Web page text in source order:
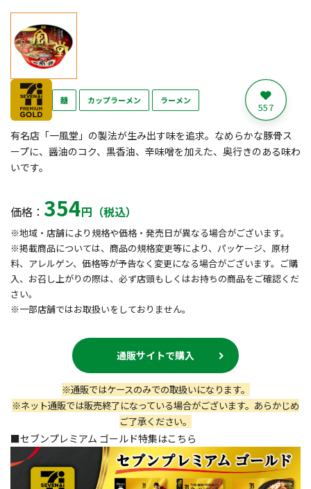
麺 カップラーメン ラーメン 557
有名店「一風堂」の製法が生み出す味を追求。なめらかな豚骨ス
ープに、醤油のコク、黒香油、辛味噌を加えた、奥行きのある味わ
いです。
価格： 354円（税込）
※地域・店舗により規格や価格・発売日が異なる場合がございます。
※掲載商品については、商品の規格変更等により、パッケージ、原材
料、アレルゲン、価格等が予告なく変更になる場合がございます。ご購
入、お召し上がりの際は、必ず店頭もしくはお持ちの商品をご確認くだ
さい。
※一部店舗ではお取扱いをしておりません。
通販サイトで購入
※通販ではケースのみでの取扱いになります。
※ネット通販では販売終了になっている場合がございます。あらかじめ
ご了承ください。
■セブンプレミアム ゴールド特集はこちら